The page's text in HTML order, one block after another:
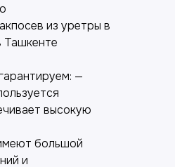
из уретры в
Ташкенте
—
высокую
большой
и